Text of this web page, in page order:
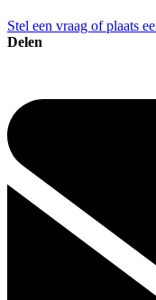
Stel een vraag of plaats
Delen